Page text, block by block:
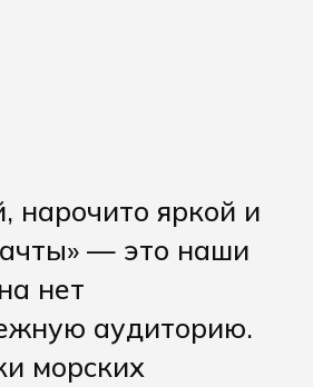
нарочито яркой и
— это наши
нет
аудиторию.
морских